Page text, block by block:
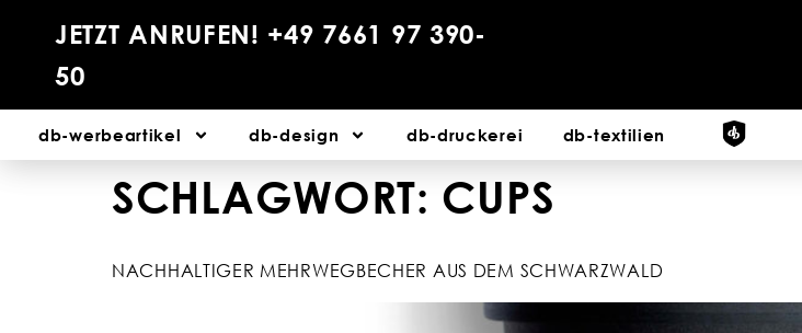
JETZT ANRUFEN! +49 7661 97 390-
50
db-werbeartikel db-design db-druckerei db-textilien
SCHLAGWORT: CUPS
NACHHALTIGER MEHRWEGBECHER AUS DEM SCHWARZWALD